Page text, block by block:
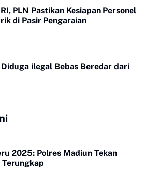
PLN Pastikan Kesiapan Personel
di Pasir Pengaraian
ilegal Bebas Beredar dari
2025: Polres Madiun Tekan
Terungkap